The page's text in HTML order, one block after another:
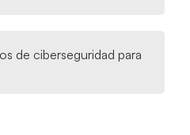
de ciberseguridad para